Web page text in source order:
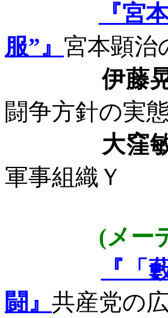
『宮
服”』 宮本顕治
伊藤
闘争方針の実
大窪敏
軍事組織Ｙ
(メー
『「
闘』 共産党の